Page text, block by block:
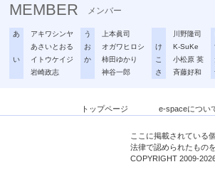
MEMBER メンバー
あ
アキワシンヤ
あさいとおる
い
イトウケイジ
岩崎政志
う
上本眞司
お
オガワヒロシ
か
柿田ゆかり
神谷一郎
川野隆司
け
K-SuKe
こ
小松原 英
さ
斉藤好和
トップページ e-spaceについ
ここに掲載されている
法律で認められたもの
COPYRIGHT 2009-